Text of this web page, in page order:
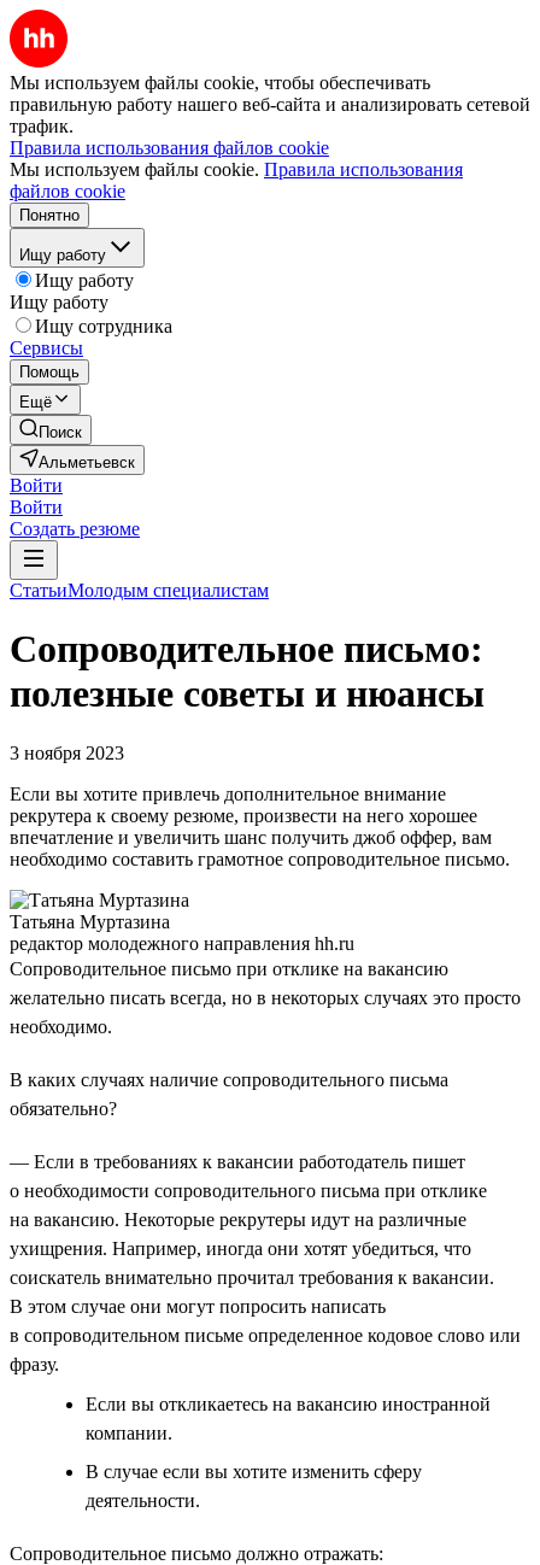
Мы используем файлы cookie, чтобы обеспечивать
правильную работу нашего веб-сайта и анализировать сетевой
трафик.
Правила использования файлов cookie
Мы используем файлы cookie. Правила использования
файлов cookie
Понятно
Ищу работу
Ищу работу
Ищу работу
Ищу сотрудника
Сервисы
Помощь
Ещё
Поиск
Альметьевск
Войти
Войти
Создать резюме
СтатьиМолодым специалистам
Сопроводительное письмо:
полезные советы и нюансы
3 ноября 2023
Если вы хотите привлечь дополнительное внимание
рекрутера к своему резюме, произвести на него хорошее
впечатление и увеличить шанс получить джоб оффер, вам
необходимо составить грамотное сопроводительное письмо.
Татьяна Муртазина
редактор молодежного направления hh.ru
Сопроводительное письмо при отклике на вакансию
желательно писать всегда, но в некоторых случаях это просто
необходимо.
В каких случаях наличие сопроводительного письма
обязательно?
— Если в требованиях к вакансии работодатель пишет
о необходимости сопроводительного письма при отклике
на вакансию. Некоторые рекрутеры идут на различные
ухищрения. Например, иногда они хотят убедиться, что
соискатель внимательно прочитал требования к вакансии.
В этом случае они могут попросить написать
в сопроводительном письме определенное кодовое слово или
фразу.
Если вы откликаетесь на вакансию иностранной
компании.
В случае если вы хотите изменить сферу
деятельности.
Сопроводительное письмо должно отражать: